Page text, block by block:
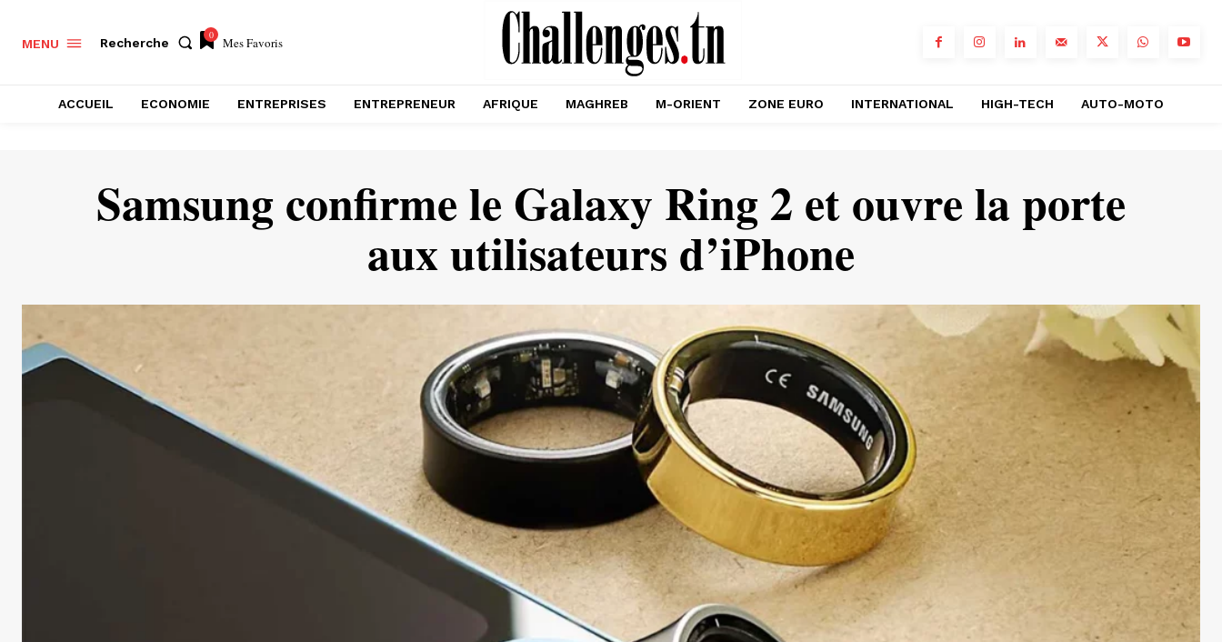
MENU Recherche
0 Mes Favoris
ACCUEIL ECONOMIE ENTREPRISES ENTREPRENEUR AFRIQUE MAGHREB M-ORIENT ZONE EURO INTERNATIONAL HIGH-TECH AUTO-MOTO
Samsung confirme le Galaxy Ring 2 et ouvre la porte
aux utilisateurs d’iPhone